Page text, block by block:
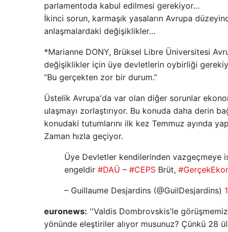
parlamentoda kabul edilmesi gerekiyor…
İkinci sorun, karmaşık yasaların Avrupa
anlaşmalardaki değişiklikler…
*Marianne DONY, Brüksel Libre Üniversitesi
değişiklikler için üye devletlerin oybirliği
“Bu gerçekten zor bir durum.”
Üstelik Avrupa'da var olan diğer sorunlar
ulaşmayı zorlaştırıyor. Bu konuda daha derin
konudaki tutumlarını ilk kez Temmuz ayında
Zaman hızla geçiyor.
Üye Devletler kendilerinden vazgeçmeye
engeldir #DAÜ – #CEPS Brüt,
– Guillaume Desjardins (@GuilDesjardins)
euronews: ''Valdis Dombrovskis'le görüşmemiz
yönünde eleştiriler alıyor musunuz? Çünkü 28